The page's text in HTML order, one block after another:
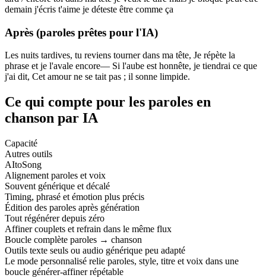
demain j'écris t'aime je déteste être comme ça
Après (paroles prêtes pour l'IA)
Les nuits tardives, tu reviens tourner dans ma tête, Je répète la
phrase et je l'avale encore— Si l'aube est honnête, je tiendrai ce que
j'ai dit, Cet amour ne se tait pas ; il sonne limpide.
Ce qui compte pour les paroles en
chanson par IA
Capacité
Autres outils
AItoSong
Alignement paroles et voix
Souvent générique et décalé
Timing, phrasé et émotion plus précis
Édition des paroles après génération
Tout régénérer depuis zéro
Affiner couplets et refrain dans le même flux
Boucle complète paroles → chanson
Outils texte seuls ou audio générique peu adapté
Le mode personnalisé relie paroles, style, titre et voix dans une
boucle générer-affiner répétable